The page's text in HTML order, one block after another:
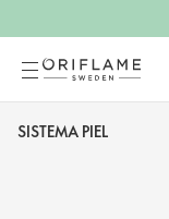
SISTEMA PIEL